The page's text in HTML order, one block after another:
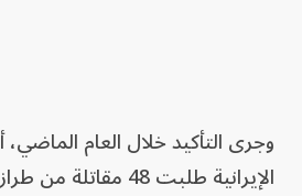
وجرى التأكيد خلال العام الماضي،